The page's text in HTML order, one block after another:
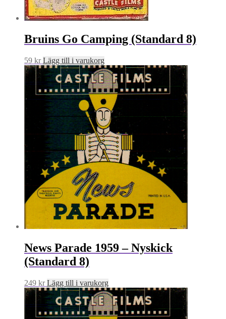
Bruins Go Camping (Standard 8)
59 kr Lägg till i varukorg
News Parade 1959 – Nyskick
(Standard 8)
249 kr Lägg till i varukorg